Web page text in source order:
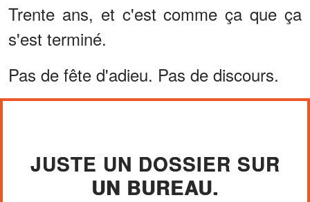
Trente ans, et c'est comme ça que ça
s'est terminé.
Pas de fête d'adieu. Pas de discours.
JUSTE UN DOSSIER SUR
UN BUREAU.